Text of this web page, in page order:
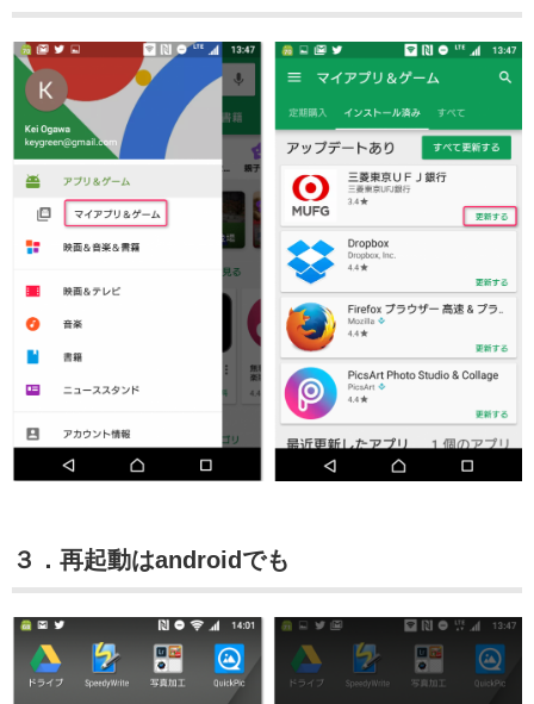
３．再起動はandroidでも